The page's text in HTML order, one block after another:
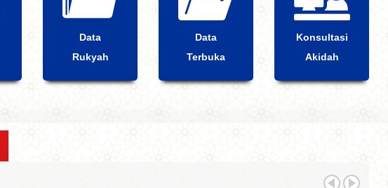
Data
Rukyah
Data
Terbuka
Konsultasi
Akidah